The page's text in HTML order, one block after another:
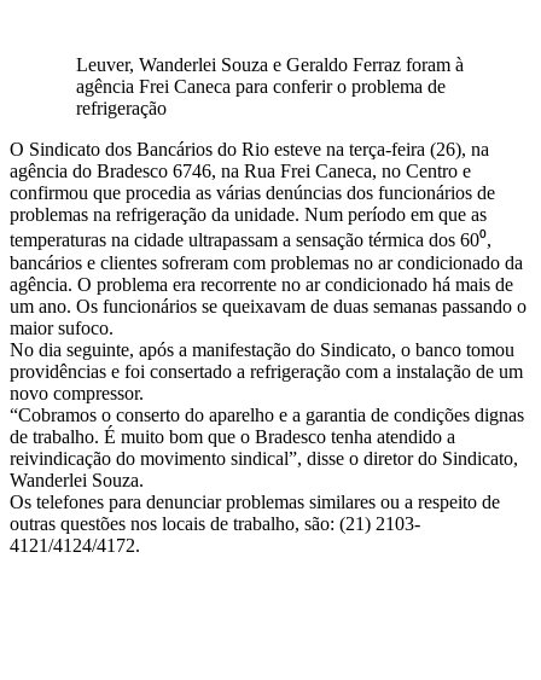
Leuver, Wanderlei Souza e Geraldo Ferraz foram à
agência Frei Caneca para conferir o problema de
refrigeração
O Sindicato dos Bancários do Rio esteve na terça-feira (26), na
agência do Bradesco 6746, na Rua Frei Caneca, no Centro e
confirmou que procedia as várias denúncias dos funcionários de
problemas na refrigeração da unidade. Num período em que as
temperaturas na cidade ultrapassam a sensação térmica dos 60⁰,
bancários e clientes sofreram com problemas no ar condicionado da
agência. O problema era recorrente no ar condicionado há mais de
um ano. Os funcionários se queixavam de duas semanas passando o
maior sufoco.
No dia seguinte, após a manifestação do Sindicato, o banco tomou
providências e foi consertado a refrigeração com a instalação de um
novo compressor.
“Cobramos o conserto do aparelho e a garantia de condições dignas
de trabalho. É muito bom que o Bradesco tenha atendido a
reivindicação do movimento sindical”, disse o diretor do Sindicato,
Wanderlei Souza.
Os telefones para denunciar problemas similares ou a respeito de
outras questões nos locais de trabalho, são: (21) 2103-
4121/4124/4172.